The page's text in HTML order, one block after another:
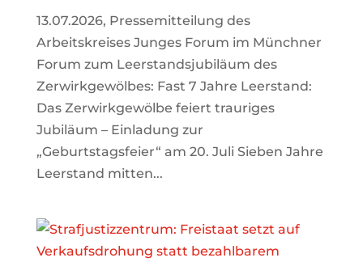
13.07.2026, Pressemitteilung des
Arbeitskreises Junges Forum im Münchner
Forum zum Leerstandsjubiläum des
Zerwirkgewölbes: Fast 7 Jahre Leerstand:
Das Zerwirkgewölbe feiert trauriges
Jubiläum – Einladung zur
„Geburtstagsfeier“ am 20. Juli Sieben Jahre
Leerstand mitten...